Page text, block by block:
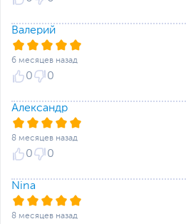
Валерий
6 месяцев назад
0 0
Александр
8 месяцев назад
0 0
Nina
8 месяцев назад